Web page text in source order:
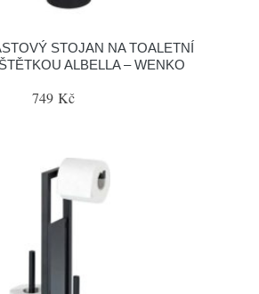
STOJAN NA TOALETNÍ
ALBELLA – WENKO
749 Kč